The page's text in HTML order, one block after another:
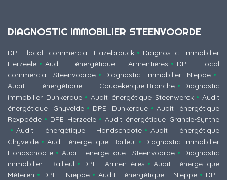
DIAGNOSTIC IMMOBILIER STEENVOORDE
DPE local commercial Hazebrouck
Diagnostic immobilier
Herzeele
Audit énergétique Armentières
DPE local
commercial Steenvoorde
Diagnostic immobilier Nieppe
Audit énergétique Coudekerque-Branche
Diagnostic
immobilier Dunkerque
Audit énergétique Steenwerck
Audit
énergétique Ghyvelde
DPE Dunkerque
Audit énergétique
Rexpoëde
DPE Herzeele
Audit énergétique Grande-Synthe
Audit énergétique Hondschoote
Audit énergétique
Ghyvelde
Audit énergétique Bailleul
Diagnostic immobilier
Hondschoote
Audit énergétique Steenvoorde
Diagnostic
immobilier Bailleul
DPE Armentières
Audit énergétique
Méteren
DPE Nieppe Audit énergétique Nieppe
DPE